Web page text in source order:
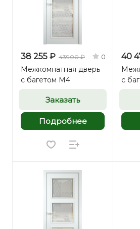
38 255 ₽ 43900 ₽ 0
Межкомнатная дверь
с багетом М4
Заказать
Подробнее
40
с